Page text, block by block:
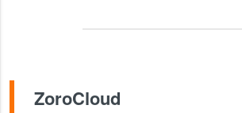
ZoroCloud